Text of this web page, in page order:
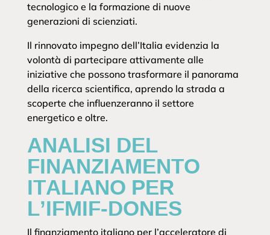
tecnologico e la formazione di nuove
generazioni di scienziati.
Il rinnovato impegno dell’Italia evidenzia la
volontà di partecipare attivamente alle
iniziative che possono trasformare il panorama
della ricerca scientifica, aprendo la strada a
scoperte che influenzeranno il settore
energetico e oltre.
ANALISI DEL
FINANZIAMENTO
ITALIANO PER
L’IFMIF-DONES
Il finanziamento italiano per l’acceleratore di